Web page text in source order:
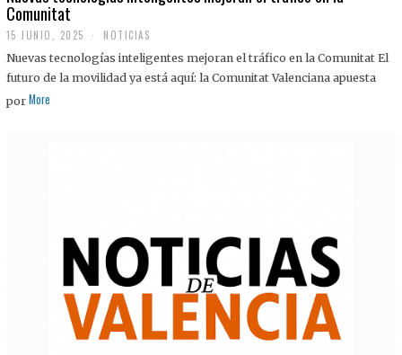
Comunitat
15 JUNIO, 2025 NOTICIAS
Nuevas tecnologías inteligentes mejoran el tráfico en la Comunitat El
futuro de la movilidad ya está aquí: la Comunitat Valenciana apuesta
por More